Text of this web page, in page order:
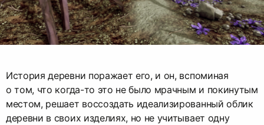
История деревни поражает его, и он, вспоминая
о том, что когда-то это не было мрачным и покинутым
местом, решает воссоздать идеализированный облик
деревни в своих изделиях, но не учитывает одну